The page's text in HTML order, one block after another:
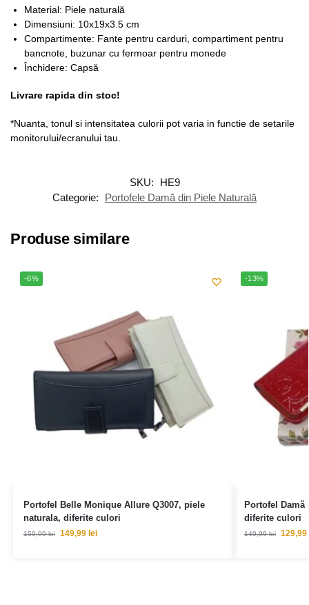
Material: Piele naturală
Dimensiuni: 10x19x3.5 cm
Compartimente: Fante pentru carduri, compartiment pentru
bancnote, buzunar cu fermoar pentru monede
Închidere: Capsă
Livrare rapida din stoc!
*Nuanta, tonul si intensitatea culorii pot varia in functie de setarile
monitorului/ecranului tau.
SKU:
HE9
Categorie:
Portofele Damă din Piele Naturală
Produse similare
-6%
Portofel Belle Monique Allure Q3007, piele
naturala, diferite culori
159,99lei 149,99 lei
-13%
Portofel Damă
diferite culori
149,99lei 129,99